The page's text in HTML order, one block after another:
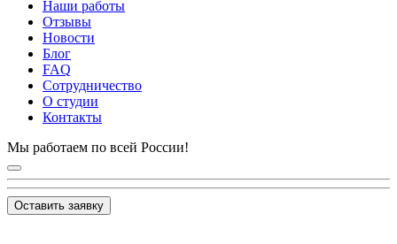
Наши работы
Отзывы
Новости
Блог
FAQ
Сотрудничество
О студии
Контакты
Мы работаем по всей России!
Оставить заявку